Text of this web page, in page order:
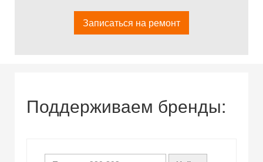
Записаться на ремонт
Поддерживаем бренды: